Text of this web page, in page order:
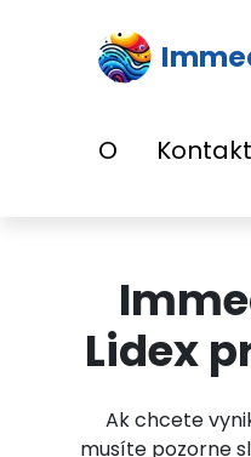
O Kontakt
Lidex
Ak chcete
musíte pozorne